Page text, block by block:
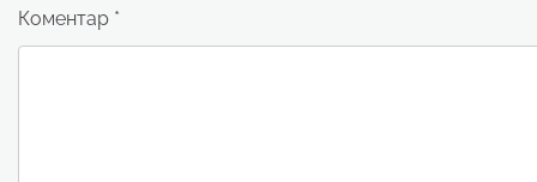
Коментар *